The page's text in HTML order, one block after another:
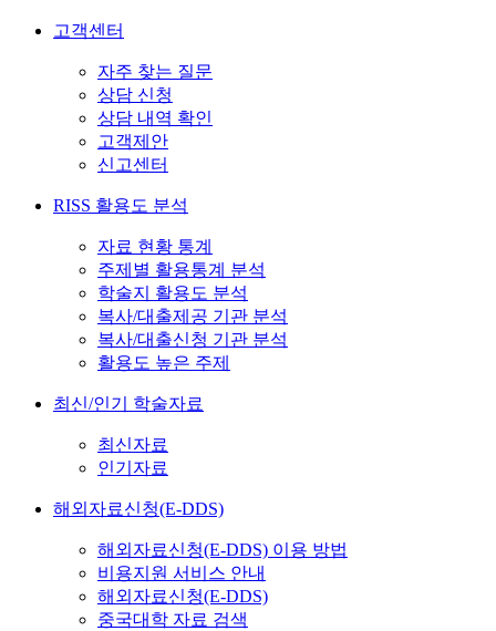
고객센터
자주 찾는 질문
상담 신청
상담 내역 확인
고객제안
신고센터
RISS 활용도 분석
자료 현황 통계
주제별 활용통계 분석
학술지 활용도 분석
복사/대출제공 기관 분석
복사/대출신청 기관 분석
활용도 높은 주제
최신/인기 학술자료
최신자료
인기자료
해외자료신청(E-DDS)
해외자료신청(E-DDS) 이용 방법
비용지원 서비스 안내
해외자료신청(E-DDS)
중국대학 자료 검색